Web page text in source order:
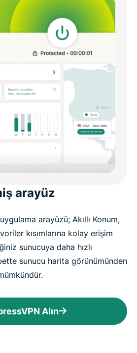
arayüz
arayüzü; Akıllı Konum,
kısımlarına kolay erişim
sunucuya daha hızlı
sunucu harita görünümünden
Alın